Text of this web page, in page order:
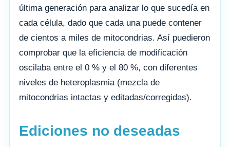
última generación para analizar lo que sucedía en
cada célula, dado que cada una puede contener
de cientos a miles de mitocondrias. Así puedieron
comprobar que la eficiencia de modificación
oscilaba entre el 0 % y el 80 %, con diferentes
niveles de heteroplasmia (mezcla de
mitocondrias intactas y editadas/corregidas).
Ediciones no deseadas